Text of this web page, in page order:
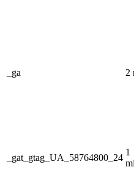
_ga 2
_gat_gtag_UA_58764800_24
1